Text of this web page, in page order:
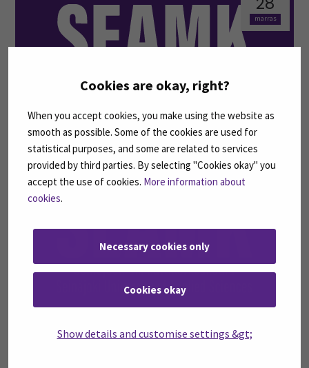
Cookies are okay, right?
When you accept cookies, you make using the website as
smooth as possible. Some of the cookies are used for
statistical purposes, and some are related to services
provided by third parties. By selecting "Cookies okay" you
accept the use of cookies. More information about
cookies.
Necessary cookies only
Cookies okay
Show details and customise settings &gt;
marras
Tekemällä oppii
Opparistako intohimo?